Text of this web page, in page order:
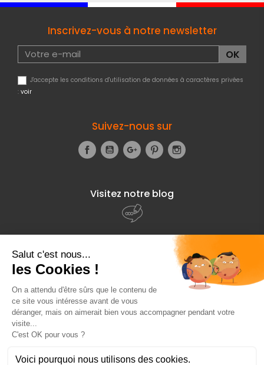
Inscrivez-vous à notre newsletter
J'accepte les conditions d'utilisation de données à caractères privées
: voir
Suivez-nous sur
FacebookYouTubeGoogle+Pinterest
Visitez notre blog
À propos de
Fourniresto
Entre vous et nous